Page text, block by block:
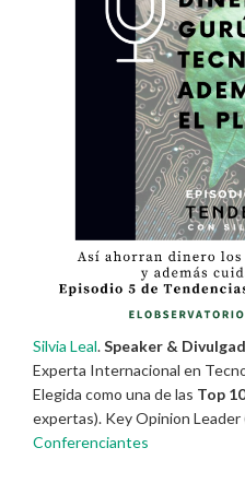
Silvia Leal.Speaker &
Experta Internacional en
Elegida como una de las Top
expertas). Key Opinion
Conferenciantes